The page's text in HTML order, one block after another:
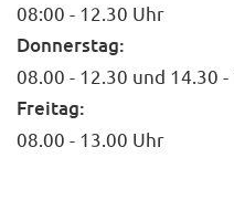
08:00 - 12.30 Uhr
Donnerstag:
08.00 - 12.30 und 14.30
Freitag:
08.00 - 13.00 Uhr